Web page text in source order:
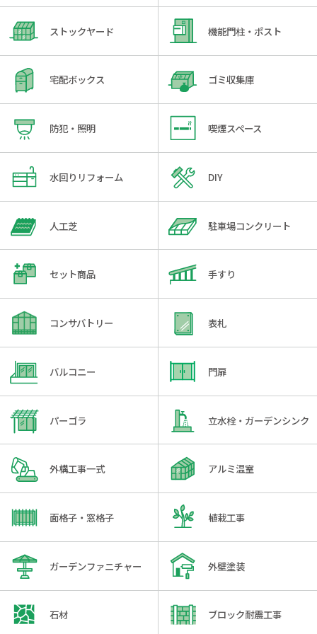
ストックヤード 機能門柱・ポスト
宅配ボックス ゴミ収集庫
防犯・照明 喫煙スペース
水回りリフォーム DIY
人工芝 駐車場コンクリート
セット商品 手すり
コンサバトリー 表札
バルコニー 門扉
パーゴラ 立水栓・ガーデンシンク
外構工事一式 アルミ温室
面格子・窓格子 植栽工事
ガーデンファニチャー 外壁塗装
石材 ブロック耐震工事